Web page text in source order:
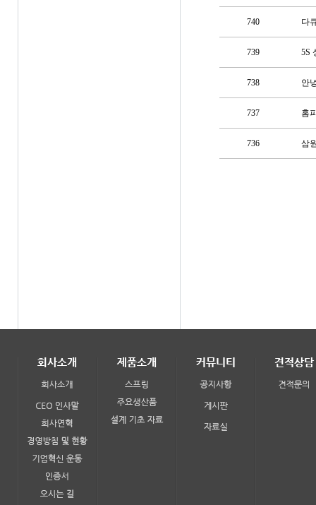
740 다
739 5S
738 안
737 홈
736 삼